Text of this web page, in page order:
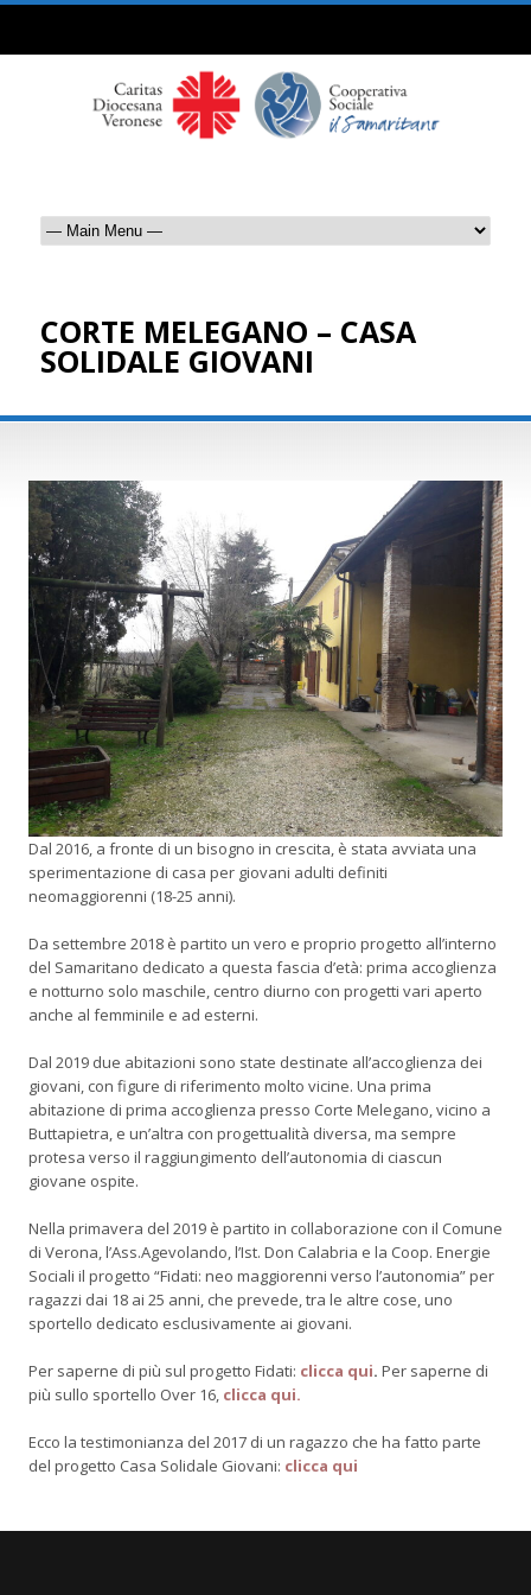
CORTE MELEGANO – CASA
SOLIDALE GIOVANI
Dal 2016, a fronte di un bisogno in crescita, è stata avviata una
sperimentazione di casa per giovani adulti definiti
neomaggiorenni (18-25 anni).
Da settembre 2018 è partito un vero e proprio progetto all’interno
del Samaritano dedicato a questa fascia d’età: prima accoglienza
e notturno solo maschile, centro diurno con progetti vari aperto
anche al femminile e ad esterni.
Dal 2019 due abitazioni sono state destinate all’accoglienza dei
giovani, con figure di riferimento molto vicine. Una prima
abitazione di prima accoglienza presso Corte Melegano, vicino a
Buttapietra, e un’altra con progettualità diversa, ma sempre
protesa verso il raggiungimento dell’autonomia di ciascun
giovane ospite.
Nella primavera del 2019 è partito in collaborazione con il Comune
di Verona, l’Ass.Agevolando, l’Ist. Don Calabria e la Coop. Energie
Sociali il progetto “Fidati: neo maggiorenni verso l’autonomia” per
ragazzi dai 18 ai 25 anni, che prevede, tra le altre cose, uno
sportello dedicato esclusivamente ai giovani.
Per saperne di più sul progetto Fidati: clicca qui. Per saperne di
più sullo sportello Over 16, clicca qui.
Ecco la testimonianza del 2017 di un ragazzo che ha fatto parte
del progetto Casa Solidale Giovani: clicca qui